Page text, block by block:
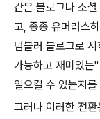
같은 블로그나 소셜
고, 종종 유머러스
텀블러 블로그로
가능하고 재미있는
일으킬 수 있는지
그러나 이러한 전